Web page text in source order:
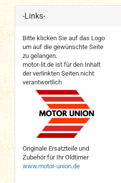
-Links-
Bitte klicken Sie auf das Logo
um auf die gewünschte Seite
zu gelangen.
motor-lit.de ist für den Inhalt
der verlinkten Seiten nicht
verantwortlich
Originale Ersatzteile und
Zubehör für Ihr Oldtimer
www.motor-union.de